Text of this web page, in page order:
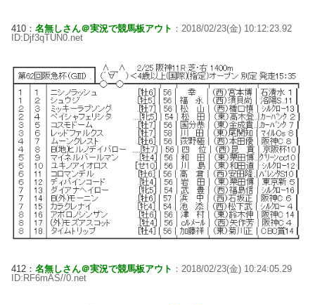
410： 名無しさん＠実況で競馬板アウト ：2018/02/23(金) 10:12:23.92
ID:Djf3qTUN0.net
412： 名無しさん＠実況で競馬板アウト ：2018/02/23(金) 10:24:05.29
ID:RF6mAS//0.net